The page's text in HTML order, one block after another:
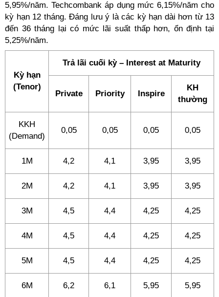
5,95%/năm. Techcombank áp dụng mức 6,15%/năm cho
kỳ hạn 12 tháng. Đáng lưu ý là các kỳ hạn dài hơn từ 13
đến 36 tháng lại có mức lãi suất thấp hơn, ổn định tại
5,25%/năm.
Kỳ hạn
(Tenor)
Trả lãi cuối kỳ – Interest at Maturity
Private Priority Inspire
KH
thường
KKH
(Demand)
0,05 0,05 0,05 0,05
1M 4,2 4,1 3,95 3,95
2M 4,2 4,1 3,95 3,95
3M 4,5 4,4 4,25 4,25
4M 4,5 4,4 4,25 4,25
5M 4,5 4,4 4,25 4,25
6M 6,2 6,1 5,95 5,95